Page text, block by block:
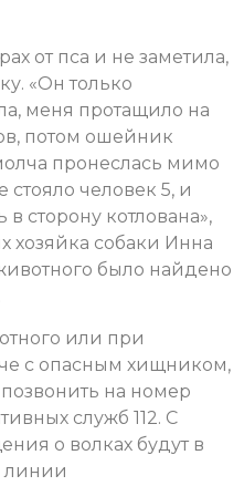
от пса и не заметила,
«Он только
меня протащило на
потом ошейник
пронеслась мимо
стояло человек 5, и
сторону котлована»,
хозяйка собаки Инна
было найдено
или при
с опасным хищником,
на номер
служб 112. С
о волках будут в
линии